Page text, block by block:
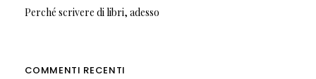
Perché scrivere di libri, adesso
COMMENTI RECENTI